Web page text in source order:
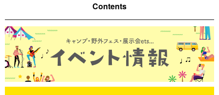
Contents